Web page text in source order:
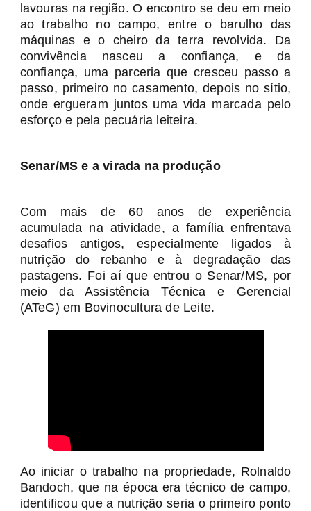
lavouras na região. O encontro se deu em meio
ao trabalho no campo, entre o barulho das
máquinas e o cheiro da terra revolvida. Da
convivência nasceu a confiança, e da
confiança, uma parceria que cresceu passo a
passo, primeiro no casamento, depois no sítio,
onde ergueram juntos uma vida marcada pelo
esforço e pela pecuária leiteira.
Senar/MS e a virada na produção
Com mais de 60 anos de experiência
acumulada na atividade, a família enfrentava
desafios antigos, especialmente ligados à
nutrição do rebanho e à degradação das
pastagens. Foi aí que entrou o Senar/MS, por
meio da Assistência Técnica e Gerencial
(ATeG) em Bovinocultura de Leite.
Ao iniciar o trabalho na propriedade, Rolnaldo
Bandoch, que na época era técnico de campo,
identificou que a nutrição seria o primeiro ponto